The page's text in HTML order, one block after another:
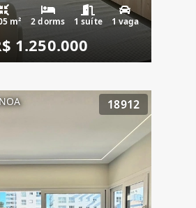
m² 2 dorms 1 suíte 1 vaga
1.250.000
18912